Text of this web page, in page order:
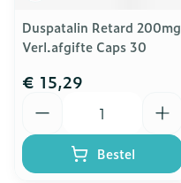
Duspatalin Retard 200mg
Verl.afgifte Caps 30
€ 15,29
Bestel